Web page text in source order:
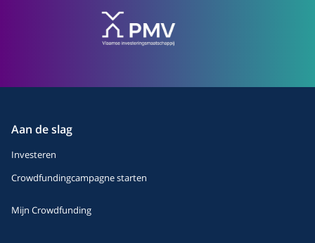
Aan de slag
Investeren
Crowdfundingcampagne starten
Mijn Crowdfunding